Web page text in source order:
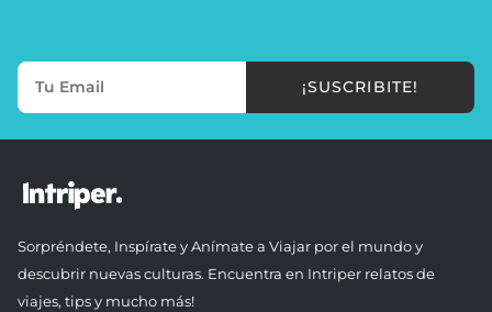
¡SUSCRIBITE!
Sorpréndete, Inspírate y Anímate a Viajar por el mundo y
descubrir nuevas culturas. Encuentra en Intriper relatos de
viajes, tips y mucho más!